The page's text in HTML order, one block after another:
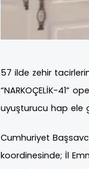
57 ilde zehir
“NARKOÇELİK-41”
uyuşturucu hap ele
Cumhuriyet
koordinesinde; İl